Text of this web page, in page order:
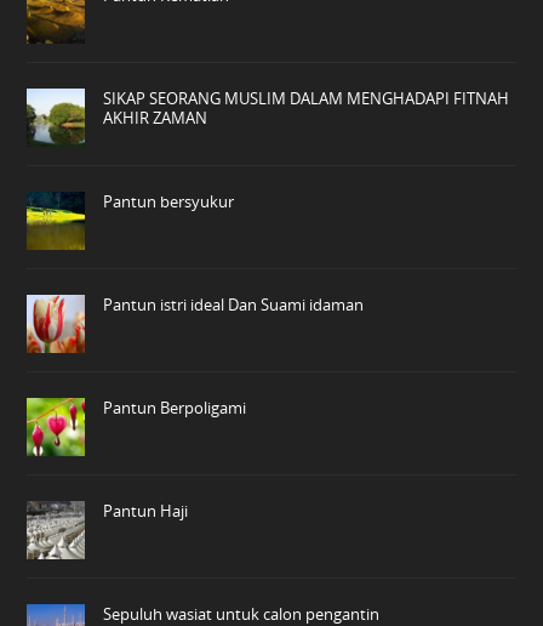
SIKAP SEORANG MUSLIM DALAM MENGHADAPI FITNAH
AKHIR ZAMAN
Pantun bersyukur
Pantun istri ideal Dan Suami idaman
Pantun Berpoligami
Pantun Haji
Sepuluh wasiat untuk calon pengantin